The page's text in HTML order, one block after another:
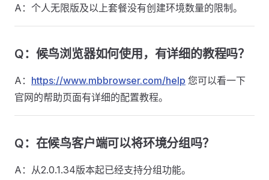
A：个人无限版及以上套餐没有创建环境数量的限制。
Q：候鸟浏览器如何使用，有详细的教程吗？
A： https://www.mbbrowser.com/help 您可以看一下
官网的帮助页面有详细的配置教程。
Q：在候鸟客户端可以将环境分组吗？
A：从2.0.1.34版本起已经支持分组功能。